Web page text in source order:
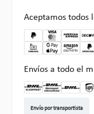
Aceptamos todos
Envíos a todo el
Envío por transportista